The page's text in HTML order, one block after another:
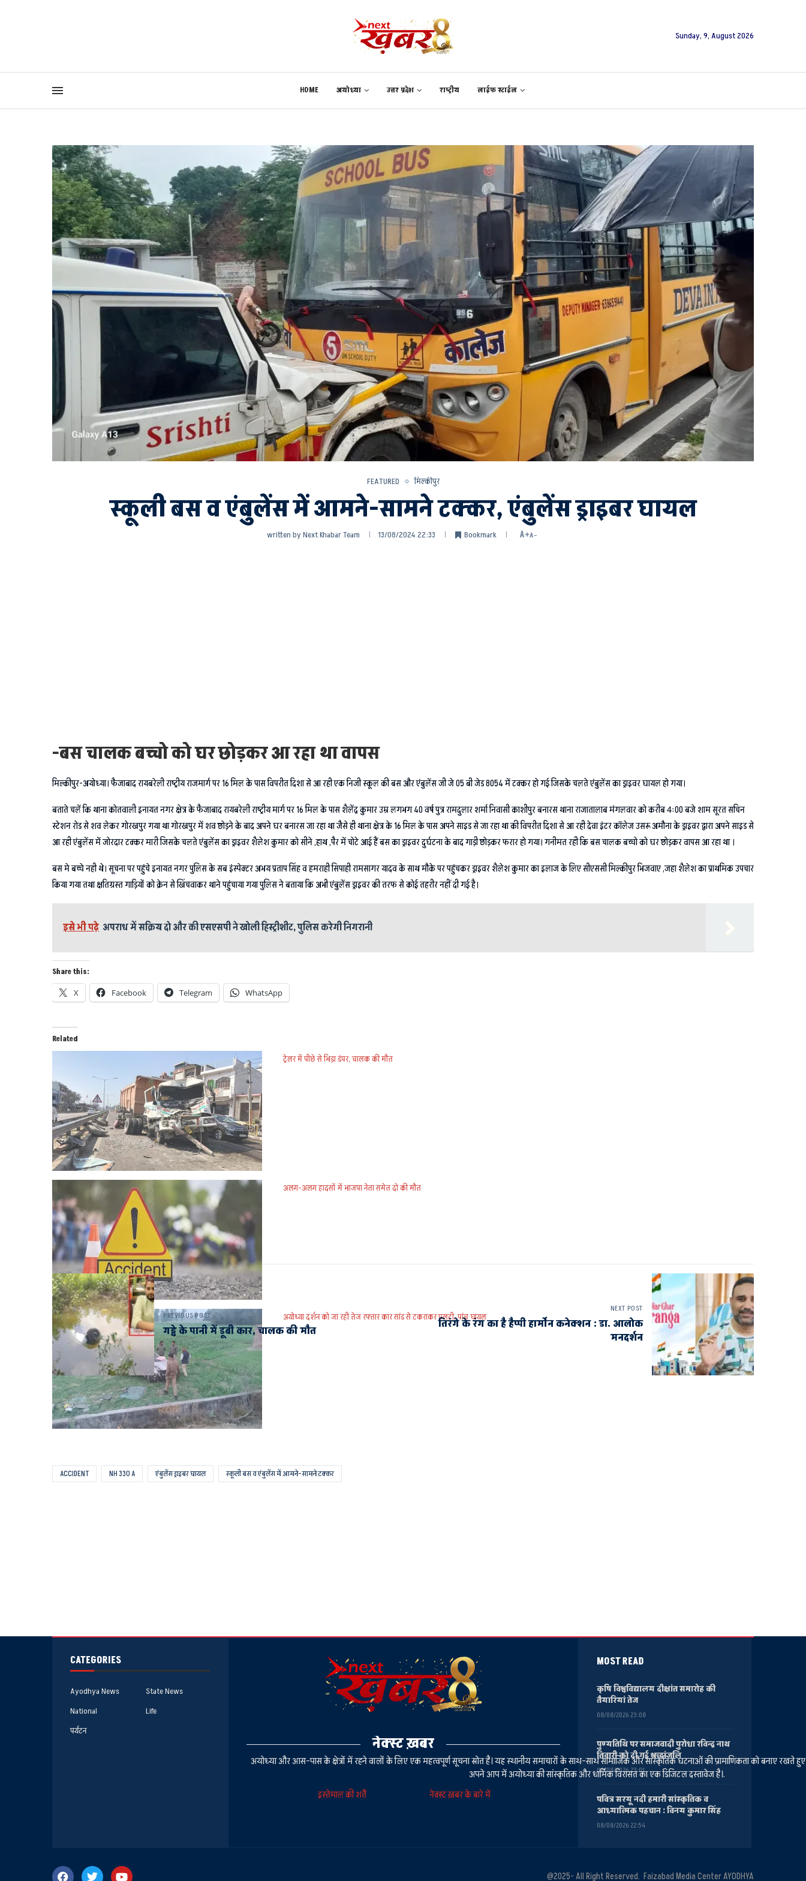
Sunday, 9, August 2026
HOME अयोध्या उत्तर प्रदेश राष्ट्रीय लाईफ स्टाईल
FEATURED मिल्कीपुर
स्कूली बस व एंबुलेंस में आमने-सामने टक्कर, एंबुलेंस ड्राइबर घायल
written byNext Khabar Team 13/08/2024 22:33 Bookmark A+A-
-बस चालक बच्चो को घर छोड़कर आ रहा था वापस
मिल्कीपुर-अयोध्या। फैजाबाद रायबरेली राष्ट्रीय राजमार्ग पर 16 मिल के पास विपरीत दिशा से आ रही एक निजी स्कूल की बस और एंबुलेंस जी जे 05 बी जेड 8054 में टक्कर हो गई जिसके चलते एंबुलेंस का ड्राइवर घायल हो गया।
बताते चलें कि थाना कोतवाली इनायत नगर क्षेत्र के फैजाबाद रायबरेली राष्ट्रीय मार्ग पर 16 मिल के पास शैलेंद्र कुमार उम्र लगभग 40 वर्ष पुत्र रामदुलार शर्मा निवासी काशीपुर बनारस थाना राजातालाब मंगलवार को करीब 4ः00 बजे शाम सूरत सचिन
स्टेशन रोड से शव लेकर गोरखपुर गया था गोरखपुर में शव छोड़ने के बाद अपने घर बनारस जा रहा था जैसे ही थाना क्षेत्र के 16 मिल के पास अपने साइड से जा रहा था की विपरीत दिशा से आ रही देवा इंटर कॉलेज उसरू अमौना के ड्राइवर द्वारा अपने साइड से
आ रही एंबुलेंस में जोरदार टक्कर मारी जिसके चलते एंबुलेंस का ड्राइवर शैलेश कुमार को सीने ,हाथ ,पैर में चोटे आई हैं बस का ड्राइवर दुर्घटना के बाद गाड़ी छोड़कर फरार हो गया। गनीमत रही कि बस चालक बच्चो को घर छोड़कर वापस आ रहा था ।
बस मे बच्चे नही थे। सूचना पर पहुंचे इनायत नगर पुलिस के सब इंस्पेक्टर अभय प्रताप सिंह व हमराही सिपाही रामसागर यादव के साथ मौके पर पहुंचकर ड्राइवर शैलेश कुमार का इलाज के लिए सीएससी मिल्कीपुर भिजवाए ,जहा शैलेश का प्राथमिक उपचार
किया गया तथा क्षतिग्रस्त गाड़ियों को क्रेन से खिंचवाकर थाने पहुंचाया गया पुलिस ने बताया कि अभी एंबुलेंस ड्राइवर की तरफ से कोई तहरीर नहीं दी गई है।
इसे भी पढ़े अपराध में सक्रिय दो और की एसएसपी ने खोली हिस्ट्रीशीट, पुलिस करेगी निगरानी
Share this:
X Facebook Telegram WhatsApp
Related
ट्रेलर में पीछे से भिड़ा डंपर, चालक की मौत
अलग-अलग हादसों में भाजपा नेता समेत दो की मौत
अयोध्या दर्शन को जा रही तेज रफ्तार कार सांड से टकराकर पलटी, पांच घायल
ACCIDENT NH 330 A एंबुलेंस ड्राइबर घायल स्कूली बस व एंबुलेंस में आमने-सामने टक्कर
PREVIOUS POST
गड्ढे के पानी में डूबी कार, चालक की मौत
NEXT POST
तिरंगे के रंग का है हैप्पी हार्मोन कनेक्शन : डा. आलोक
मनदर्शन
CATEGORIES
Ayodhya News
State News
National
Life
पर्यटन
नेक्स्ट ख़बर
अयोध्या और आस-पास के क्षेत्रों में रहने वालों के लिए एक महत्वपूर्ण सूचना स्रोत है। यह स्थानीय समाचारों के साथ-साथ सामाजिक और सांस्कृतिक घटनाओं की प्रामाणिकता को बनाए रखते हुए
अपने आप में अयोध्या की सांस्कृतिक और धार्मिक विरासत का एक डिजिटल दस्तावेज है।.
इस्तेमाल की शर्तें नेक्स्ट ख़बर के बारे में
MOST READ
कृषि विश्वविद्यालय दीक्षांत समारोह की
तैयारियां तेज
08/08/2026 23:08
पुण्यतिथि पर समाजवादी पुरोधा रविन्द्र नाथ
तिवारी को दी गई श्रद्धांजलि
08/08/2026 23:01
पवित्र सरयू नदी हमारी सांस्कृतिक व
आध्यात्मिक पहचान : विनय कुमार सिंह
08/08/2026 22:54
@2025- All Right Reserved. Faizabad Media Center AYODHYA